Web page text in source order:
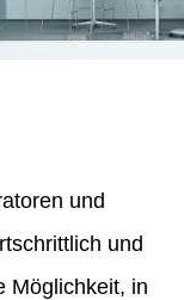
und
und
Möglichkeit, in